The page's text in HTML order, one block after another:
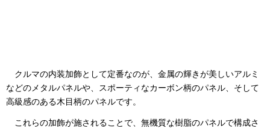
クルマの内装加飾として定番なのが、金属の輝きが美しいアルミ
などのメタルパネルや、スポーティなカーボン柄のパネル、そして
高級感のある木目柄のパネルです。
これらの加飾が施されることで、無機質な樹脂のパネルで構成さ